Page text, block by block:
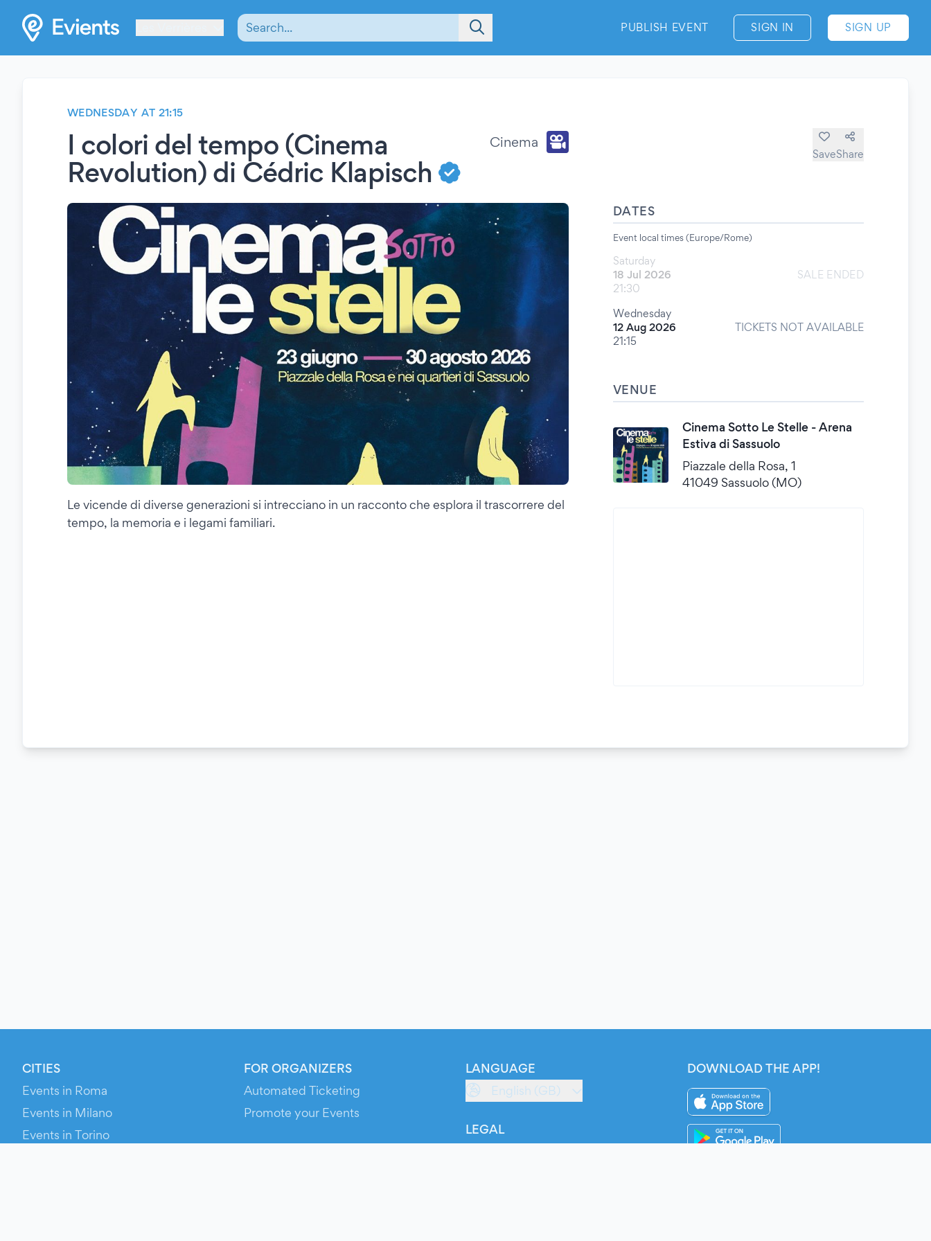
PUBLISH EVENT SIGN IN SIGN UP
WEDNESDAY AT 21:15
I colori del tempo (Cinema
Revolution) di Cédric Klapisch
Cinema
SaveShare
Le vicende di diverse generazioni si intrecciano in un racconto che esplora il trascorrere del
tempo, la memoria e i legami familiari.
DATES
Event local times (Europe/Rome)
Saturday
18 Jul 2026
21:30
SALE ENDED
Wednesday
12 Aug 2026
21:15
TICKETS NOT AVAILABLE
VENUE
Cinema Sotto Le Stelle - Arena
Estiva di Sassuolo
Piazzale della Rosa, 1
41049 Sassuolo (MO)
CITIES
Events in Roma
Events in Milano
Events in Torino
FOR ORGANIZERS
Automated Ticketing
Promote your Events
LANGUAGE
English (GB)
LEGAL
DOWNLOAD THE APP!